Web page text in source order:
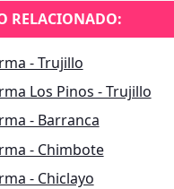
RELACIONADO:
- Trujillo
Los Pinos - Trujillo
- Barranca
- Chimbote
- Chiclayo